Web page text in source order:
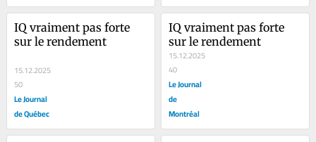
IQ vraiment pas forte
sur le rendement
15.12.2025
50
Le Journal
de Québec
IQ vraiment pas forte
sur le rendement
15.12.2025
40
Le Journal
de
Montréal